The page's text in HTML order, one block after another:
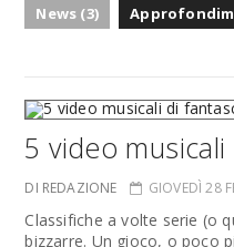
News (3)
5 video
DI REDAZIONE GIOVEDÌ 28
Classifiche a volte serie (o
bizzarre. Un gioco, o poco